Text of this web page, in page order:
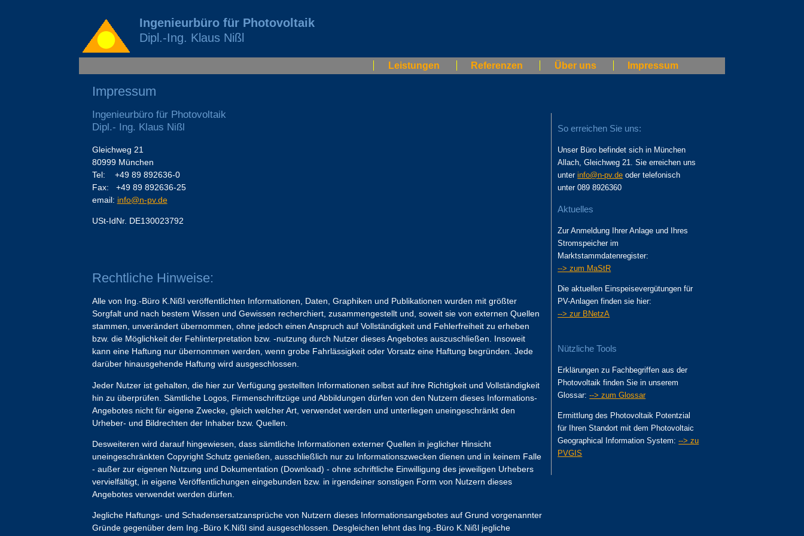
Ingenieurbüro für Photovoltaik
Dipl.-Ing. Klaus Nißl
Leistungen Referenzen Über uns Impressum
Impressum
Ingenieurbüro für Photovoltaik
Dipl.- Ing. Klaus Nißl
Gleichweg 21
80999 München
Tel: +49 89 892636-0
Fax: +49 89 892636-25
email: info@n-pv.de
USt-IdNr. DE130023792
Rechtliche Hinweise:
Alle von Ing.-Büro K.Nißl veröffentlichten Informationen, Daten, Graphiken und Publikationen wurden mit größter
Sorgfalt und nach bestem Wissen und Gewissen recherchiert, zusammengestellt und, soweit sie von externen Quellen
stammen, unverändert übernommen, ohne jedoch einen Anspruch auf Vollständigkeit und Fehlerfreiheit zu erheben
bzw. die Möglichkeit der Fehlinterpretation bzw. -nutzung durch Nutzer dieses Angebotes auszuschließen. Insoweit
kann eine Haftung nur übernommen werden, wenn grobe Fahrlässigkeit oder Vorsatz eine Haftung begründen. Jede
darüber hinausgehende Haftung wird ausgeschlossen.
Jeder Nutzer ist gehalten, die hier zur Verfügung gestellten Informationen selbst auf ihre Richtigkeit und Vollständigkeit
hin zu überprüfen. Sämtliche Logos, Firmenschriftzüge und Abbildungen dürfen von den Nutzern dieses Informations-
Angebotes nicht für eigene Zwecke, gleich welcher Art, verwendet werden und unterliegen uneingeschränkt den
Urheber- und Bildrechten der Inhaber bzw. Quellen.
Desweiteren wird darauf hingewiesen, dass sämtliche Informationen externer Quellen in jeglicher Hinsicht
uneingeschränkten Copyright Schutz genießen, ausschließlich nur zu Informationszwecken dienen und in keinem Falle
- außer zur eigenen Nutzung und Dokumentation (Download) - ohne schriftliche Einwilligung des jeweiligen Urhebers
vervielfältigt, in eigene Veröffentlichungen eingebunden bzw. in irgendeiner sonstigen Form von Nutzern dieses
Angebotes verwendet werden dürfen.
Jegliche Haftungs- und Schadensersatzansprüche von Nutzern dieses Informationsangebotes auf Grund vorgenannter
Gründe gegenüber dem Ing.-Büro K.Nißl sind ausgeschlossen. Desgleichen lehnt das Ing.-Büro K.Nißl jegliche
So erreichen Sie uns:
Unser Büro befindet sich in München
Allach, Gleichweg 21. Sie erreichen uns
unterinfo@n-pv.de oder telefonisch
unter 089 8926360
Aktuelles
Zur Anmeldung Ihrer Anlage und Ihres
Stromspeicher im
Marktstammdatenregister:
--> zum MaStR
Die aktuellen Einspeisevergütungen für
PV-Anlagen finden sie hier:
--> zur BNetzA
Nützliche Tools
Erklärungen zu Fachbegriffen aus der
Photovoltaik finden Sie in unserem
Glossar:--> zum Glossar
Ermittlung des Photovoltaik Potentzial
für Ihren Standort mit dem Photovoltaic
Geographical Information System:--> zu
PVGIS